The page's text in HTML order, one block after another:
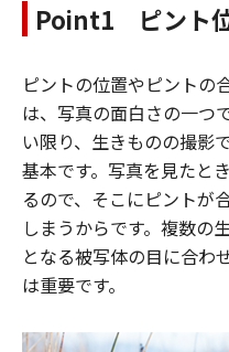
Point1 ピント
ピントの位置やピントの
は、写真の面白さの一つ
い限り、生きものの撮影
基本です。写真を見たと
るので、そこにピントが
しまうからです。複数の
となる被写体の目に合わ
は重要です。